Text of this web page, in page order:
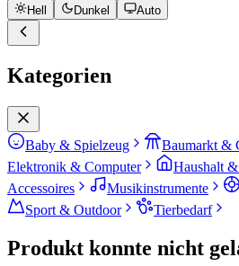
Hell Dunkel Auto
Kategorien
Baby & Spielzeug Baumarkt &
Elektronik & Computer
Haushalt
Accessoires
Musikinstrumente
Sport & Outdoor
Tierbedarf
Produkt konnte nicht